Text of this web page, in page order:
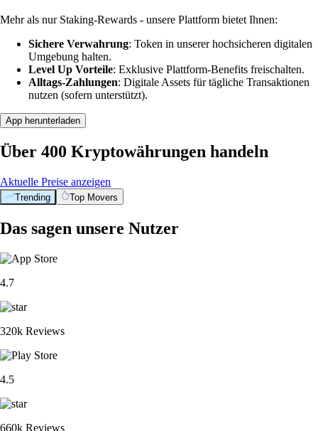
Mehr als nur Staking-Rewards - unsere Plattform bietet Ihnen:
Sichere Verwahrung: Token in unserer hochsicheren digitalen
Umgebung halten.
Level Up Vorteile: Exklusive Plattform-Benefits freischalten.
Alltags-Zahlungen: Digitale Assets für tägliche Transaktionen
nutzen (sofern unterstützt).
App herunterladen
Über 400 Kryptowährungen handeln
Aktuelle Preise anzeigen
Trending Top Movers
Das sagen unsere Nutzer
4.7
320k Reviews
4.5
660k Reviews